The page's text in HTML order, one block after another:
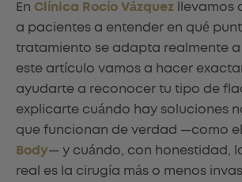
En Clínica Rocío Vázquez llevamos
a pacientes a entender en qué
tratamiento se adapta realmente a
este artículo vamos a hacer
ayudarte a reconocer tu tipo de
explicarte cuándo hay soluciones
que funcionan de verdad —como el
Body— y cuándo, con honestidad,
real es la cirugía más o menos